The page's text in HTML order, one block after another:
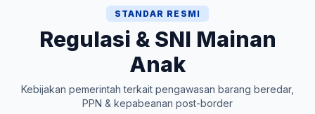
STANDAR RESMI
Regulasi & SNI Mainan
Anak
Kebijakan pemerintah terkait pengawasan barang beredar,
PPN & kepabeanan post-border